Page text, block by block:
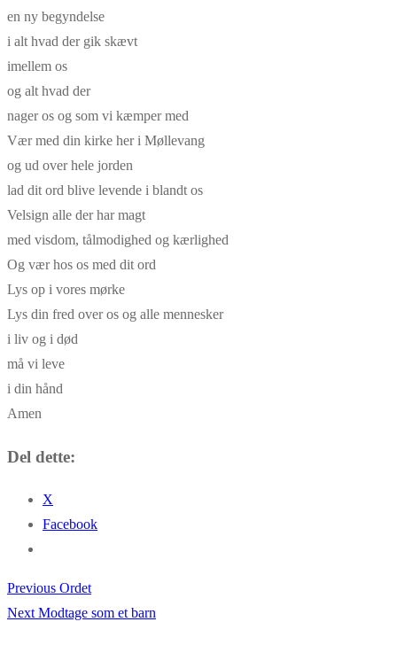
en ny begyndelse
i alt hvad der gik skævt
imellem os
og alt hvad der
nager os og som vi kæmper med
Vær med din kirke her i Møllevang
og ud over hele jorden
lad dit ord blive levende i blandt os
Velsign alle der har magt
med visdom, tålmodighed og kærlighed
Og vær hos os med dit ord
Lys op i vores mørke
Lys din fred over os og alle mennesker
i liv og i død
må vi leve
i din hånd
Amen
Del dette:
X
Facebook
Indlægsnavigation
Previous Previous
post:
Ordet
Next Next
Modtage som et barn